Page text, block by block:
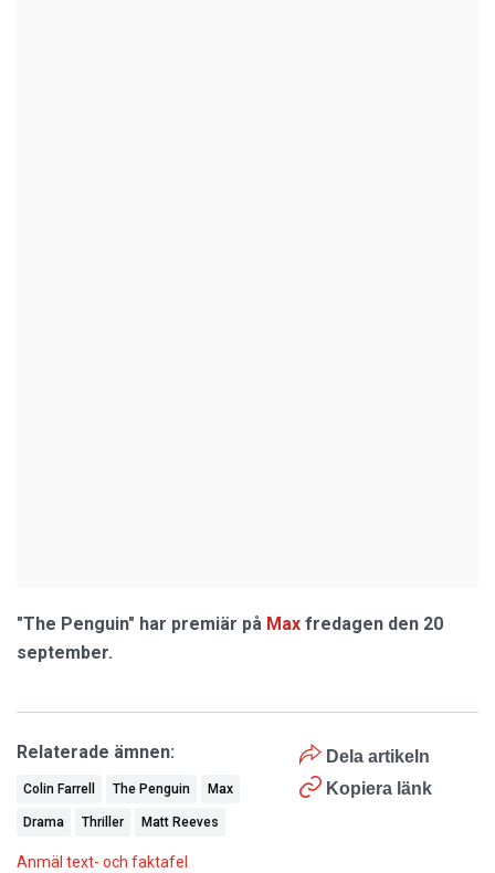
"The Penguin" har premiär på Max fredagen den 20
september.
Dela artikeln
Kopiera länk
Relaterade ämnen:
Colin Farrell The Penguin Max
Drama Thriller Matt Reeves
Anmäl text- och faktafel